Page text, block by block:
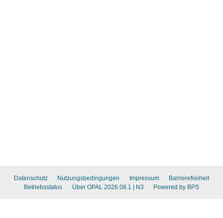
Datenschutz Nutzungsbedingungen Impressum
Barrierefreiheit
Betriebsstatus
Über OPAL 2026.08.1 | N3 Powered by BPS